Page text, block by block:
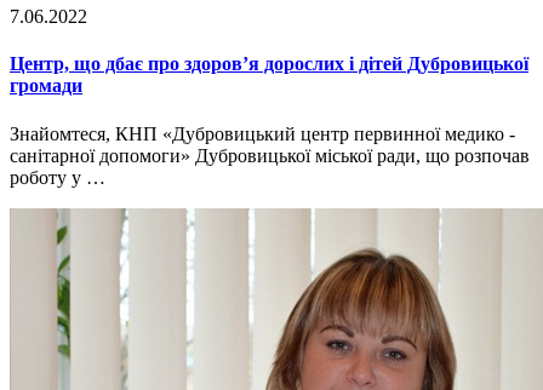
7.06.2022
Центр, що дбає про здоров’я дорослих і дітей Дубровицької
громади
Знайомтеся, КНП «Дубровицький центр первинної медико -
санітарної допомоги» Дубровицької міської ради, що розпочав
роботу у …